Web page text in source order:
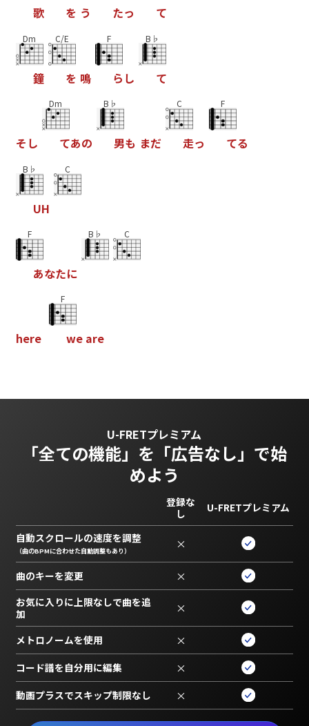
歌 を う たっ て
Dm
鐘
C/E
を 鳴
F
ら し
B♭
て
そ し
Dm
てあの
B♭
男も まだ
C
走っ
F
てる
B♭
UH
C
F
あなたに
B♭ C
here
F
we are
U-FRETプレミアム
「全ての機能」を 「広告なし」で始
めよう
登録な
し
U-FRETプレミアム
自動スクロールの速度を調整
（曲のBPMに合わせた自動調整もあり） ×
曲のキーを変更 ×
お気に入りに上限なしで曲を追
加
×
メトロノームを使用 ×
コード譜を自分用に編集 ×
動画プラスでスキップ制限なし ×